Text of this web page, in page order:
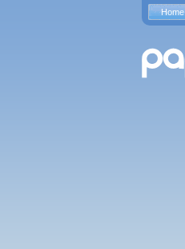
Home